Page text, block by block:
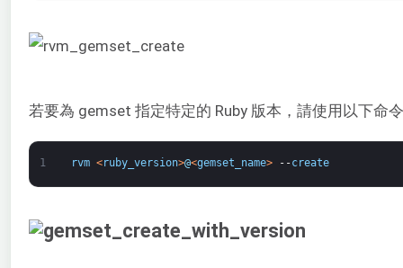
若要為 gemset 指定特定的 Ruby 版本，請使用以下命
1 rvm <ruby_version>@<gemset_name> --create